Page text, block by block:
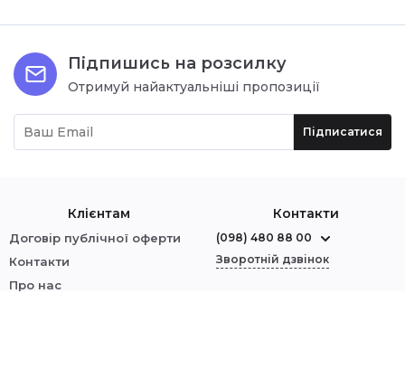
Підпишись на розсилку
Отримуй найактуальніші пропозиції
Підписатися
Клієнтам
Договір публічної оферти
Контакти
Про нас
Контакти
(098) 480 88 00
Зворотній дзвінок